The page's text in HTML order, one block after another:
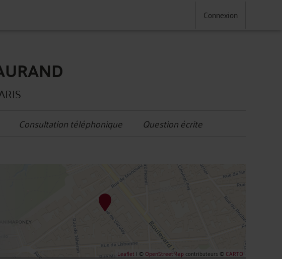
Connexion
Consultation téléphonique Question écrite
Leaflet | ©OpenStreetMapcontributeurs ©CARTO